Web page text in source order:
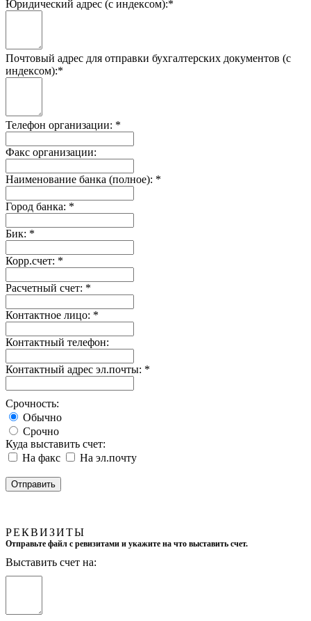
Юридический адрес (с индексом):*
Почтовый адрес для отправки бухгалтерских документов (с
индексом):*
Телефон организации: *
Факс организации:
Наименование банка (полное): *
Город банка: *
Бик: *
Корр.счет: *
Расчетный счет: *
Контактное лицо: *
Контактный телефон:
Контактный адрес эл.почты: *
Срочность:
Обычно
Срочно
Куда выставить счет:
На факс
На эл.почту
РЕКВИЗИТЫ
Отправьте файл с ревизитами и укажите на что выставить счет.
Выставить счет на: